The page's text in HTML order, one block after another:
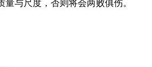
与尺度，否则将会两败俱伤。